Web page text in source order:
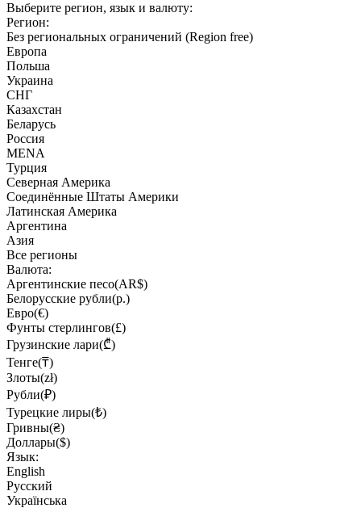
Выберите регион, язык и валюту:
Регион:
Без региональных ограничений (Region free)
Европа
Польша
Украина
СНГ
Казахстан
Беларусь
Россия
MENA
Турция
Северная Америка
Соединённые Штаты Америки
Латинская Америка
Аргентина
Азия
Все регионы
Валюта:
Аргентинские песо(AR$)
Белорусские рубли(р.)
Евро(€)
Фунты стерлингов(£)
Грузинские лари(₾)
Тенге(₸)
Злоты(zł)
Рубли(₽)
Турецкие лиры(₺)
Гривны(₴)
Доллары($)
Язык:
English
Русский
Українська